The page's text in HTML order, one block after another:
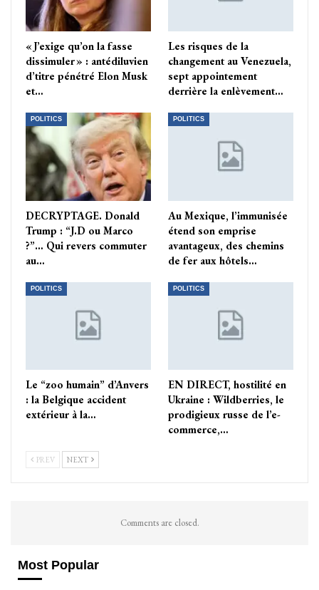
« J’exige qu’on la fasse
dissimuler » : antédiluvien
d’titre pénétré Elon Musk
et…
Les risques de la
changement au Venezuela,
sept appointement
derrière la enlèvement…
POLITICS
DECRYPTAGE. Donald
Trump : “J.D ou Marco
?”… Qui revers commuter
au…
POLITICS
Au Mexique, l’immunisée
étend son emprise
avantageux, des chemins
de fer aux hôtels…
POLITICS
Le “zoo humain” d’Anvers
: la Belgique accident
extérieur à la…
POLITICS
EN DIRECT, hostilité en
Ukraine : Wildberries, le
prodigieux russe de l’e-
commerce,…
PREV NEXT
Comments are closed.
Most Popular